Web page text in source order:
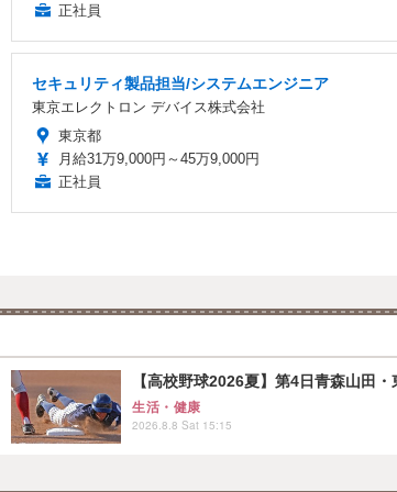
正社員
セキュリティ製品担当/システムエンジニア
東京エレクトロン デバイス株式会社
東京都
月給31万9,000円～45万9,000円
正社員
【高校野球2026夏】第4日青森山田
生活・健康
2026.8.8 Sat 15:15